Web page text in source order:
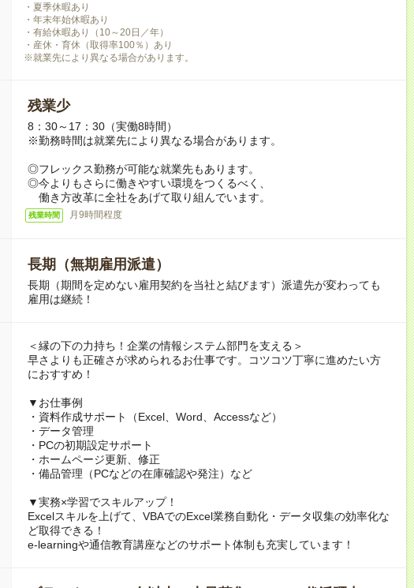
・夏季休暇あり
・年末年始休暇あり
・有給休暇あり（10～20日／年）
・産休・育休（取得率100％）あり
※就業先により異なる場合があります。
残業少
8：30～17：30（実働8時間）
※勤務時間は就業先により異なる場合があります。
◎フレックス勤務が可能な就業先もあります。
◎今よりもさらに働きやすい環境をつくるべく、
働き方改革に全社をあげて取り組んでいます。
残業時間 月9時間程度
長期（無期雇用派遣）
長期（期間を定めない雇用契約を当社と結びます）派遣先が変わっても
雇用は継続！
＜縁の下の力持ち！企業の情報システム部門を支える＞
早さよりも正確さが求められるお仕事です。コツコツ丁寧に進めたい方
におすすめ！
▼お仕事例
・資料作成サポート（Excel、Word、Accessなど）
・データ管理
・PCの初期設定サポート
・ホームページ更新、修正
・備品管理（PCなどの在庫確認や発注）など
▼実務×学習でスキルアップ！
Excelスキルを上げて、VBAでのExcel業務自動化・データ収集の効率化な
ど取得できる！
e-learningや通信教育講座などのサポート体制も充実しています！